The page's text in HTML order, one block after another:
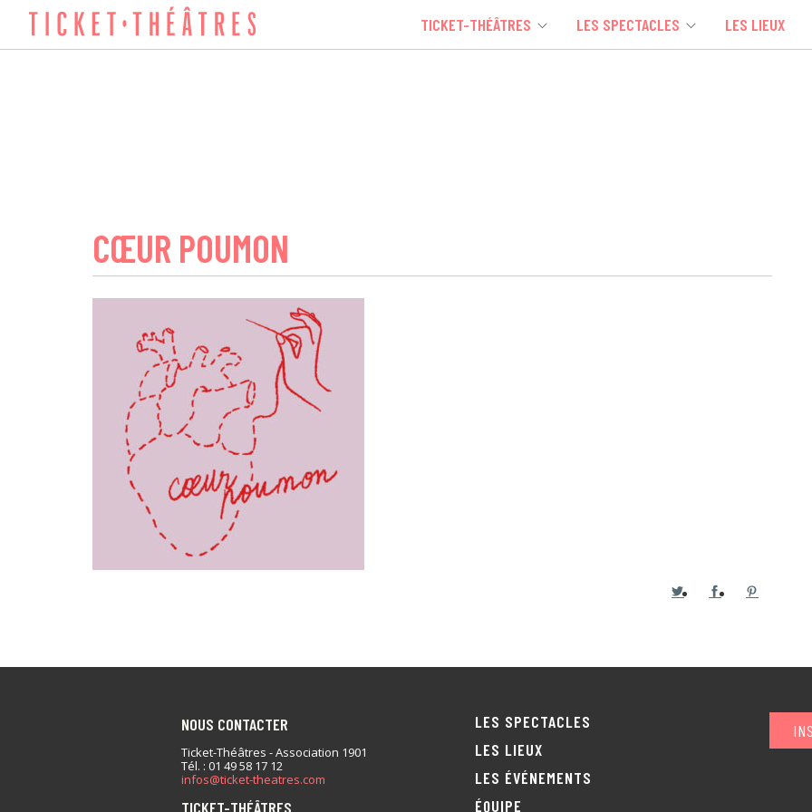
TICKET-THÉÂTRES LES SPECTACLES LES LIEUX
CŒUR POUMON
NOUS CONTACTER
Ticket-Théâtres - Association 1901
Tél. : 01 49 58 17 12
infos@ticket-theatres.com
TICKET-THÉÂTRES
LES SPECTACLES
LES LIEUX
LES ÉVÉNEMENTS
ÉQUIPE